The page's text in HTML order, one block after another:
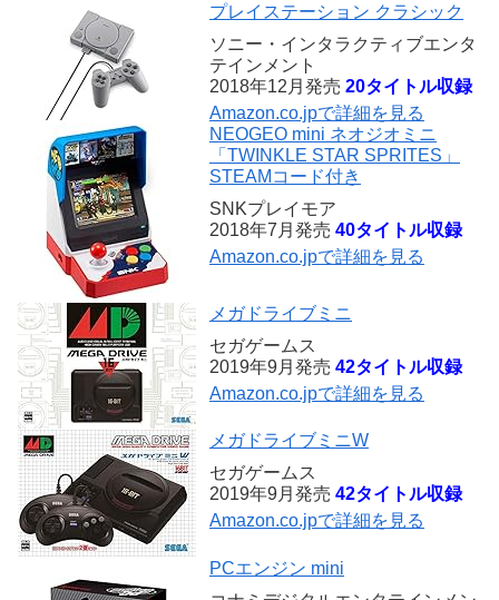
プレイステーション クラシック
ソニー・インタラクティブエンタ
テインメント
2018年12月発売 20タイトル収録
Amazon.co.jpで詳細を見る
NEOGEO mini ネオジオミニ
「TWINKLE STAR SPRITES」
STEAMコード付き
SNKプレイモア
2018年7月発売 40タイトル収録
Amazon.co.jpで詳細を見る
メガドライブミニ
セガゲームス
2019年9月発売 42タイトル収録
Amazon.co.jpで詳細を見る
メガドライブミニW
セガゲームス
2019年9月発売 42タイトル収録
Amazon.co.jpで詳細を見る
PCエンジン mini